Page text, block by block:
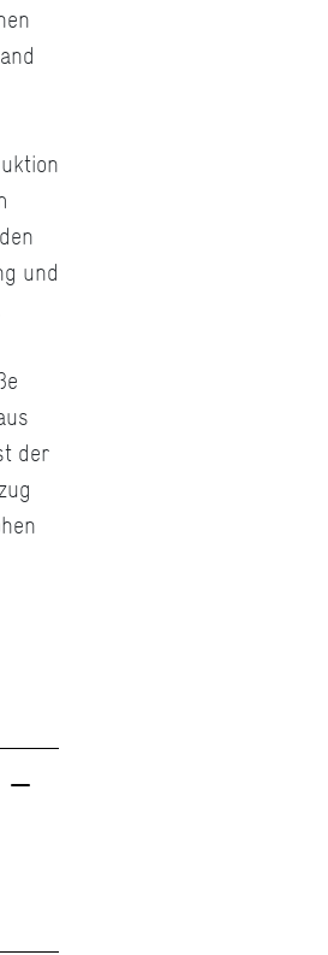
und
der